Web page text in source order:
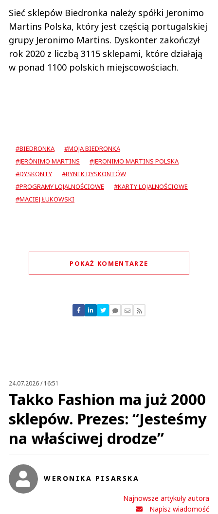
Sieć sklepów Biedronka należy spółki Jeronimo
Martins Polska, który jest częścią portugalskiej
grupy Jeronimo Martins. Dyskonter zakończył
rok 2020 z liczbą 3115 sklepami, które działają
w ponad 1100 polskich miejscowościach.
#BIEDRONKA
#MOJA BIEDRONKA
#JERÓNIMO MARTINS
#JERONIMO MARTINS POLSKA
#DYSKONTY
#RYNEK DYSKONTÓW
#PROGRAMY LOJALNOŚCIOWE
#KARTY LOJALNOŚCIOWE
#MACIEJ ŁUKOWSKI
POKAŻ KOMENTARZE
Nie znaleziono komentarzy
Zostaw swoje komentarze
24.07.2026 / 16:51
Takko Fashion ma już 2000
sklepów. Prezes: “Jesteśmy
na właściwej drodze”
WERONIKA PISARSKA
Najnowsze artykuły autora
Napisz wiadomość